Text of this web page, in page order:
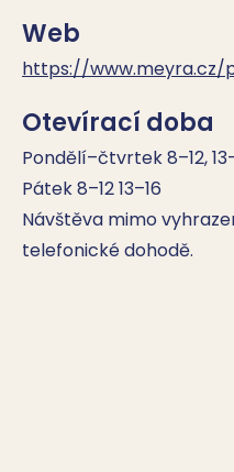
Web
https://
Otevírací doba
Pondělí–čtvrtek 8–12,
Pátek 8–12 13–16
Návštěva mimo
telefonické dohodě.